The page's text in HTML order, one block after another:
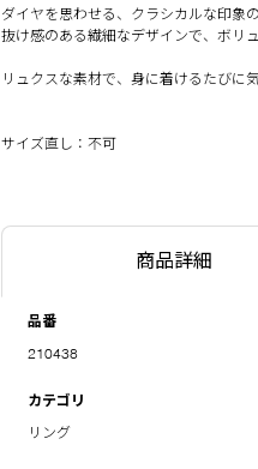
ダイヤを思わせる、クラシカルな印象
抜け感のある繊細なデザインで、ボリ
リュクスな素材で、身に着けるたびに
サイズ直し：不可
商品詳細
品番
210438
カテゴリ
リング